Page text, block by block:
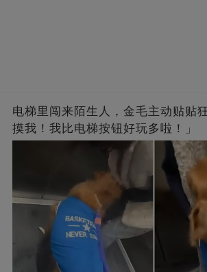
电梯里闯来陌生人，金毛主动贴贴
摸我！我比电梯按钮好玩多啦！」